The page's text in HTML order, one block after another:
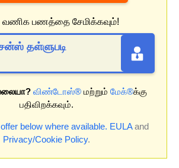
பணத்தை சேமிக்கவும்!
தள்ளுபடி
விண்டோஸ்®மற்றும் மேக்®க்கு
பதிவிறக்கவும்.
below where available. EULAand
Privacy/Cookie Policy.